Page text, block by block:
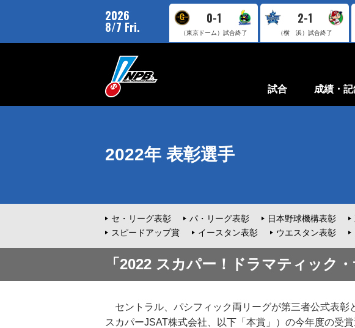
2026
8/7 Fri.
0-1
（東京ドーム） 試合終了
2-1
（横 浜） 試合終了
試合 成績・記
2022年 表彰選手
セ・リーグ表彰 パ・リーグ表彰 日本野球機構表彰
スピードアップ賞
イースタン表彰 ウエスタン表彰
「2022 スカパー！ドラマティック
セントラル、パシフィック両リーグが第三者公式表彰
スカパーJSAT株式会社、以下「本賞」）の今年度の受